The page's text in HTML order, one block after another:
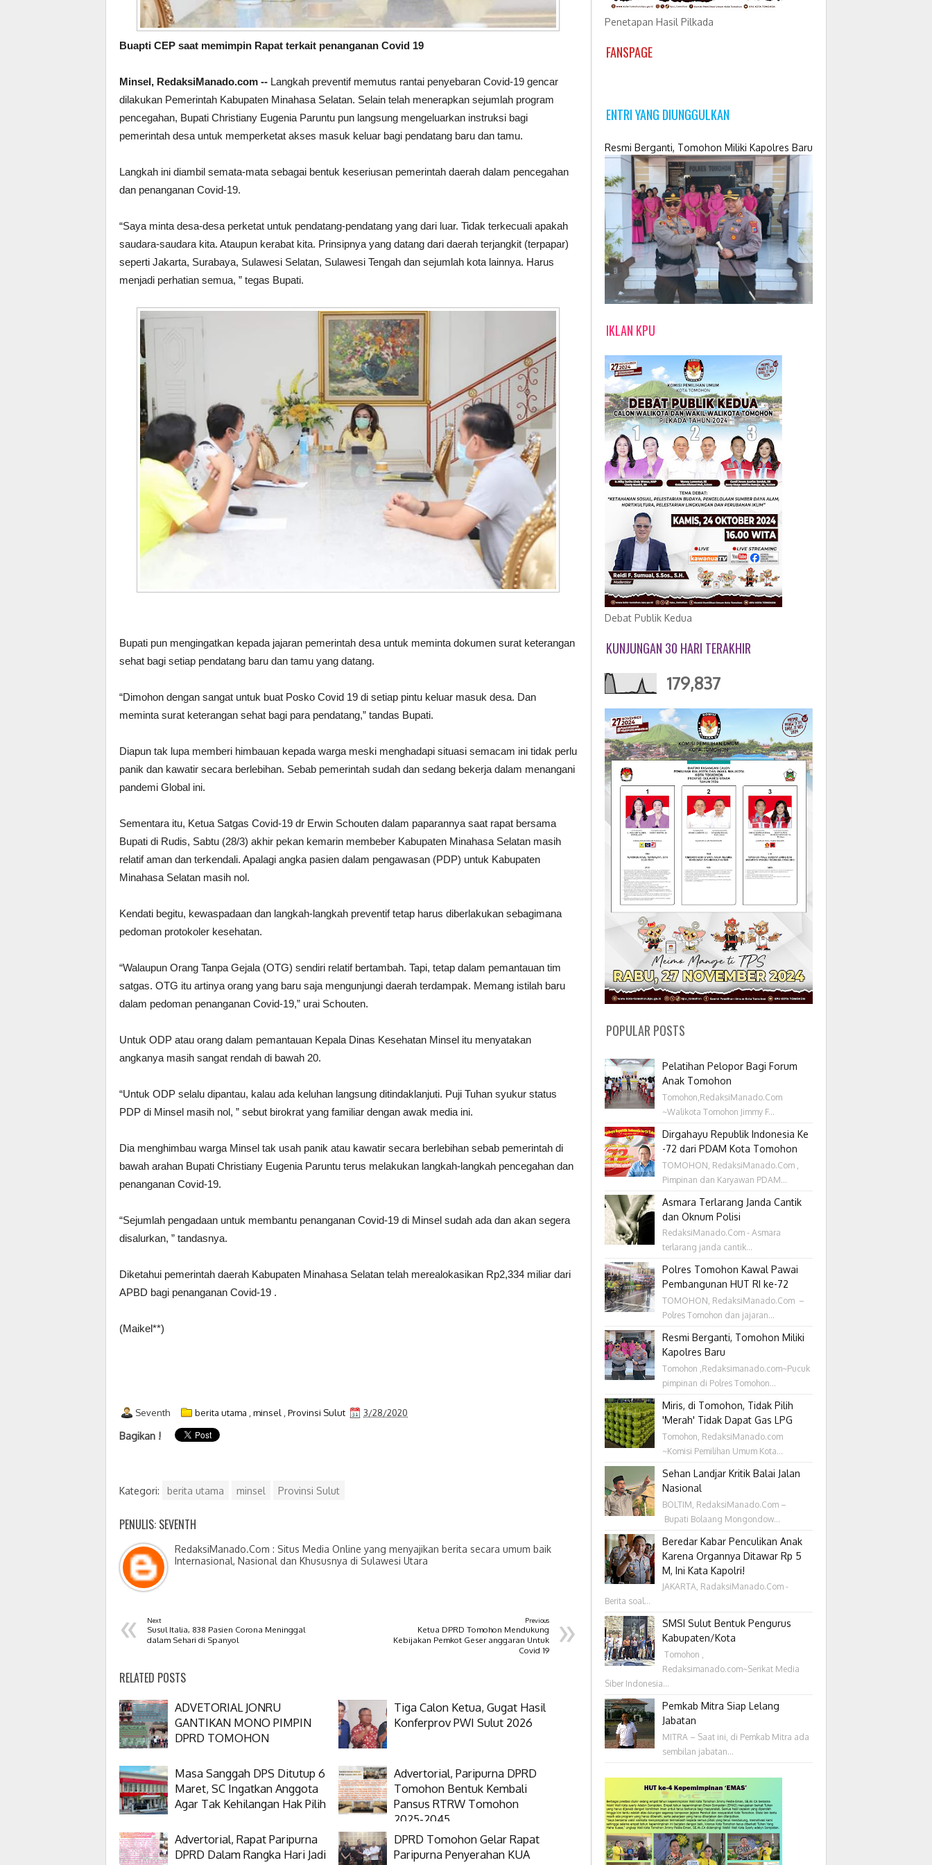
Buapti CEP saat memimpin Rapat terkait penanganan Covid 19
Minsel, RedaksiManado.com -- Langkah preventif memutus rantai penyebaran Covid-19 gencar
dilakukan Pemerintah Kabupaten Minahasa Selatan. Selain telah menerapkan sejumlah program
pencegahan, Bupati Christiany Eugenia Paruntu pun langsung mengeluarkan instruksi bagi
pemerintah desa untuk memperketat akses masuk keluar bagi pendatang baru dan tamu.
Langkah ini diambil semata-mata sebagai bentuk keseriusan pemerintah daerah dalam pencegahan
dan penanganan Covid-19.
“Saya minta desa-desa perketat untuk pendatang-pendatang yang dari luar. Tidak terkecuali apakah
saudara-saudara kita. Ataupun kerabat kita. Prinsipnya yang datang dari daerah terjangkit (terpapar)
seperti Jakarta, Surabaya, Sulawesi Selatan, Sulawesi Tengah dan sejumlah kota lainnya. Harus
menjadi perhatian semua, ” tegas Bupati.
Bupati pun mengingatkan kepada jajaran pemerintah desa untuk meminta dokumen surat keterangan
sehat bagi setiap pendatang baru dan tamu yang datang.
“Dimohon dengan sangat untuk buat Posko Covid 19 di setiap pintu keluar masuk desa. Dan
meminta surat keterangan sehat bagi para pendatang,” tandas Bupati.
Diapun tak lupa memberi himbauan kepada warga meski menghadapi situasi semacam ini tidak perlu
panik dan kawatir secara berlebihan. Sebab pemerintah sudah dan sedang bekerja dalam menangani
pandemi Global ini.
Sementara itu, Ketua Satgas Covid-19 dr Erwin Schouten dalam paparannya saat rapat bersama
Bupati di Rudis, Sabtu (28/3) akhir pekan kemarin membeber Kabupaten Minahasa Selatan masih
relatif aman dan terkendali. Apalagi angka pasien dalam pengawasan (PDP) untuk Kabupaten
Minahasa Selatan masih nol.
Kendati begitu, kewaspadaan dan langkah-langkah preventif tetap harus diberlakukan sebagimana
pedoman protokoler kesehatan.
“Walaupun Orang Tanpa Gejala (OTG) sendiri relatif bertambah. Tapi, tetap dalam pemantauan tim
satgas. OTG itu artinya orang yang baru saja mengunjungi daerah terdampak. Memang istilah baru
dalam pedoman penanganan Covid-19,” urai Schouten.
Untuk ODP atau orang dalam pemantauan Kepala Dinas Kesehatan Minsel itu menyatakan
angkanya masih sangat rendah di bawah 20.
“Untuk ODP selalu dipantau, kalau ada keluhan langsung ditindaklanjuti. Puji Tuhan syukur status
PDP di Minsel masih nol, ” sebut birokrat yang familiar dengan awak media ini.
Dia menghimbau warga Minsel tak usah panik atau kawatir secara berlebihan sebab pemerintah di
bawah arahan Bupati Christiany Eugenia Paruntu terus melakukan langkah-langkah pencegahan dan
penanganan Covid-19.
“Sejumlah pengadaan untuk membantu penanganan Covid-19 di Minsel sudah ada dan akan segera
disalurkan, ” tandasnya.
Diketahui pemerintah daerah Kabupaten Minahasa Selatan telah merealokasikan Rp2,334 miliar dari
APBD bagi penanganan Covid-19 .
(Maikel**)
Seventh berita utama minsel Provinsi Sulut 3/28/2020
Bagikan !
Kategori: berita utama minsel Provinsi Sulut
PENULIS: SEVENTH
RedaksiManado.Com : Situs Media Online yang menyajikan berita secara umum baik
Internasional, Nasional dan Khususnya di Sulawesi Utara
« Next
Susul Italia, 838 Pasien Corona Meninggal
dalam Sehari di Spanyol
»
Previous
Ketua DPRD Tomohon Mendukung
Kebijakan Pemkot Geser anggaran Untuk
Covid 19
RELATED POSTS
ADVETORIAL JONRU
GANTIKAN MONO PIMPIN
DPRD TOMOHON
Tiga Calon Ketua, Gugat Hasil
Konferprov PWI Sulut 2026
Masa Sanggah DPS Ditutup 6
Maret, SC Ingatkan Anggota
Agar Tak Kehilangan Hak Pilih
Advertorial, Paripurna DPRD
Tomohon Bentuk Kembali
Pansus RTRW Tomohon
2025-2045
Advertorial, Rapat Paripurna
DPRD Dalam Rangka Hari Jadi
DPRD Tomohon Gelar Rapat
Paripurna Penyerahan KUA
Penetapan Hasil Pilkada
FANSPAGE
ENTRI YANG DIUNGGULKAN
Resmi Berganti, Tomohon Miliki Kapolres Baru
IKLAN KPU
Debat Publik Kedua
KUNJUNGAN 30 HARI TERAKHIR
179,837
POPULAR POSTS
Pelatihan Pelopor Bagi Forum
Anak Tomohon
Tomohon,RedaksiManado.Com
~Walikota Tomohon Jimmy F...
Dirgahayu Republik Indonesia Ke
-72 dari PDAM Kota Tomohon
TOMOHON, RedaksiManado.Com ,
Pimpinan dan Karyawan PDAM...
Asmara Terlarang Janda Cantik
dan Oknum Polisi
RedaksiManado.Com - Asmara
terlarang janda cantik...
Polres Tomohon Kawal Pawai
Pembangunan HUT RI ke-72
TOMOHON, RedaksiManado.Com –
Polres Tomohon dan jajaran...
Resmi Berganti, Tomohon Miliki
Kapolres Baru
Tomohon ,Redaksimanado.com~Pucuk
pimpinan di Polres Tomohon...
Miris, di Tomohon, Tidak Pilih
'Merah' Tidak Dapat Gas LPG
Tomohon, RedaksiManado.com
~Komisi Pemilihan Umum Kota...
Sehan Landjar Kritik Balai Jalan
Nasional
BOLTIM, RedaksiManado.Com –
Bupati Bolaang Mongondow...
Beredar Kabar Penculikan Anak
Karena Organnya Ditawar Rp 5
M, Ini Kata Kapolri!
JAKARTA, RadaksiManado.Com -
Berita soal...
SMSI Sulut Bentuk Pengurus
Kabupaten/Kota
‎ Tomohon ,
Redaksimanado.com~Serikat Media
Siber Indonesia...
Pemkab Mitra Siap Lelang
Jabatan
MITRA – Saat ini, di Pemkab Mitra ada
sembilan jabatan...